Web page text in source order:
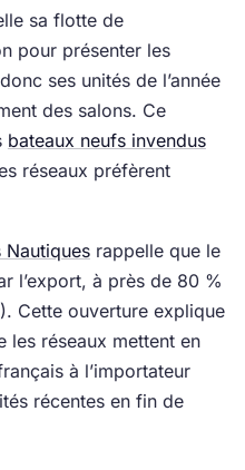
sa flotte de
pour présenter les
ses unités de l’année
des salons. Ce
bateaux neufs invendus
réseaux préfèrent
Nautiquesrappelle que le
l’export, à près de 80 %
Cette ouverture explique
les réseaux mettent en
à l’importateur
récentes en fin de